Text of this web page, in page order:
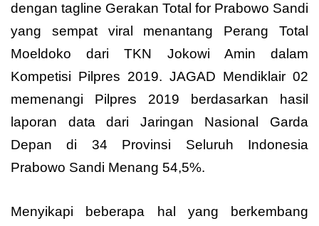
dengan tagline Gerakan Total for Prabowo Sandi
yang sempat viral menantang Perang Total
Moeldoko dari TKN Jokowi Amin dalam
Kompetisi Pilpres 2019. JAGAD Mendiklair 02
memenangi Pilpres 2019 berdasarkan hasil
laporan data dari Jaringan Nasional Garda
Depan di 34 Provinsi Seluruh Indonesia
Prabowo Sandi Menang 54,5%.
Menyikapi beberapa hal yang berkembang